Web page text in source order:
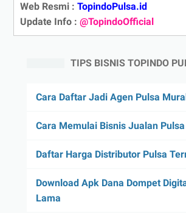
Web Resmi : TopindoPulsa.id
Update Info : @TopindoOfficial
TIPS BISNIS TOPINDO
Cara Daftar Jadi Agen Pulsa
Cara Memulai Bisnis Jualan Pulsa
Daftar Harga Distributor Pulsa
Download Apk Dana Dompet
Lama